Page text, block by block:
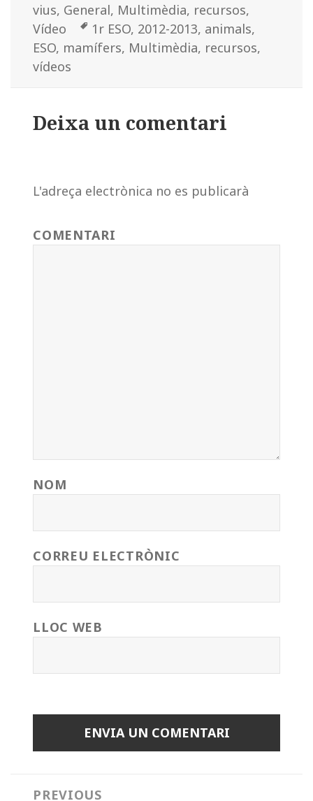
vius, General, Multimèdia, recursos,
Vídeo
Tags
1r ESO, 2012-2013, animals,
ESO, mamífers, Multimèdia, recursos,
vídeos
Deixa un comentari
L'adreça electrònica no es publicarà
COMENTARI
NOM
CORREU ELECTRÒNIC
LLOC WEB
Navegació
PREVIOUS